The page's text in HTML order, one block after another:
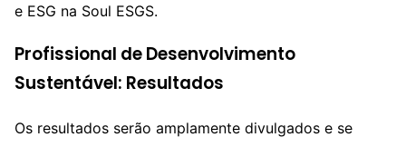
e ESG na Soul ESGS.
Profissional de Desenvolvimento
Sustentável: Resultados
Os resultados serão amplamente divulgados e se